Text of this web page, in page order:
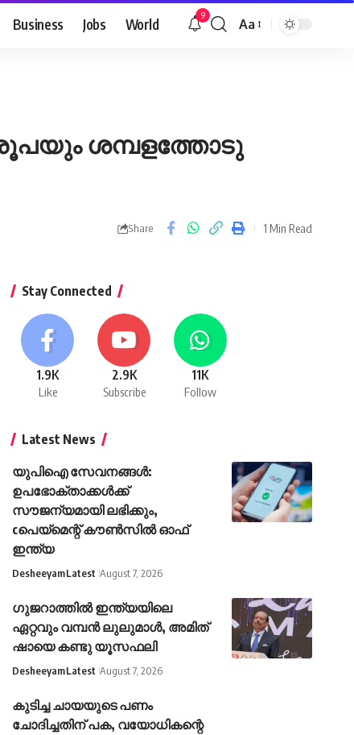
Business Jobs World 9
Font
Aa
രൂപയും ശമ്പളത്തോടു
Share 1 Min Read
Stay Connected
1.9K
Like
2.9K
Subscribe
11K
Follow
Latest News
യുപിഐ സേവനങ്ങൾ:
ഉപഭോക്താക്കൾക്ക്
സൗജന്യമായി ലഭിക്കും,
cപെയ്മെന്റ് കൗൺസിൽ ഓഫ്
ഇന്ത്യ
DesheeyamLatest August 7, 2026
ഗുജറാത്തിൽ ഇന്ത്യയിലെ
ഏറ്റവും വമ്പൻ ലുലുമാൾ, അമിത്
ഷായെ കണ്ടു യൂസഫലി
DesheeyamLatest August 7, 2026
കുടിച്ച ചായയുടെ പണം
ചോദിച്ചതിന് പക, വയോധികന്റെ